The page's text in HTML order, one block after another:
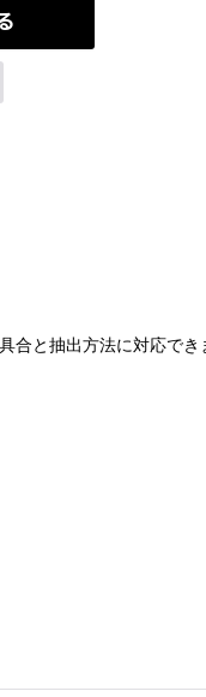
合と抽出方法に対応でき